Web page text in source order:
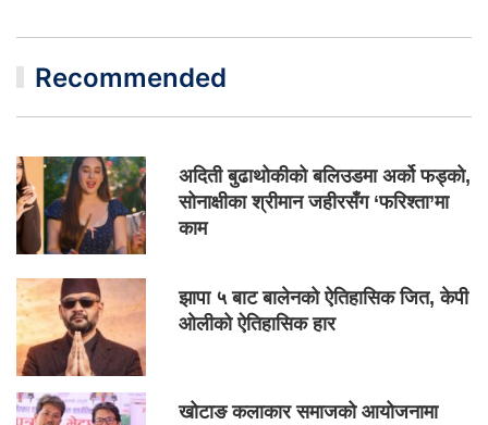
Recommended
अदिती बुढाथोकीको बलिउडमा अर्को फड्को,
सोनाक्षीका श्रीमान जहीरसँग ‘फरिश्ता’मा
काम
झापा ५ बाट बालेनको ऐतिहासिक जित, केपी
ओलीको ऐतिहासिक हार
खोटाङ कलाकार समाजको आयोजनामा